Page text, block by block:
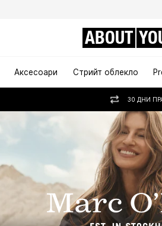
ABOUT
Аксесоари Стрийт облекло
30 ДНИ